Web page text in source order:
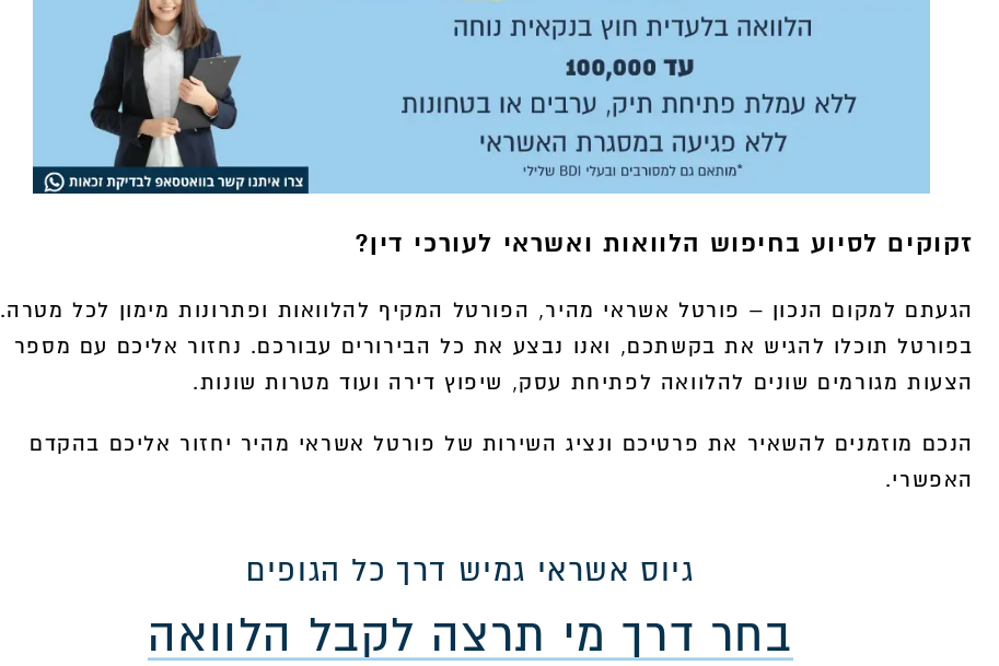
זקוקים לסיוע בחיפוש הלוואות ואשראי לעורכי דין?
הגעתם למקום הנכון – פורטל אשראי מהיר, הפורטל המקיף להלוואות ופתרונות מימון לכל מטרה.
בפורטל תוכלו להגיש את בקשתכם, ואנו נבצע את כל הבירורים עבורכם. נחזור אליכם עם מספר
הצעות מגורמים שונים להלוואה לפתיחת עסק, שיפוץ דירה ועוד מטרות שונות.
הנכם מוזמנים להשאיר את פרטיכם ונציג השירות של פורטל אשראי מהיר יחזור אליכם בהקדם
האפשרי.
גיוס אשראי גמיש דרך כל הגופים
בחר דרך מי תרצה לקבל הלוואה